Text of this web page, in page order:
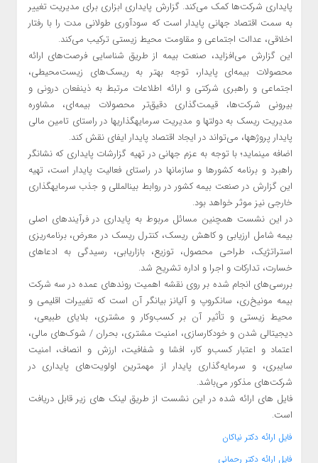
پایداری شرکت‌ها کمک می‌کند. گزارش پایداری ابزاری برای مدیریت تغییر
به سمت اقتصاد جهانی پایدار است که سودآوری طولانی مدت را با رفتار
اخلاقی، عدالت اجتماعی و مقاومت محیط زیستی ترکیب می‌کند.
این گزارش می‌افزاید، صنعت بیمه از طریق شناسایی فرصت‌های ارائه
محصولات بیمه‌ای پایدار، توجه بهتر به ریسک‌های زیست‌محیطی،
اجتماعی و راهبری شرکتی و ارائه اطلاعات مرتبط به ذینفعان درونی و
بیرونی شرکت‌ها، قیمت‌گذاری دقیق‌تر محصولات بیمه‌ای، مشاوره
مدیریت ریسک به دولت‎ها و مدیریت سرمایه‎گذاری‏ها در راستای تامین مالی
پایدار پروژه‎ها، می‌تواند در ایجاد اقتصاد پایدار ایفای نقش کند.
اضافه می‏نماید؛ با توجه به عزم جهانی در تهیه گزارشات پایداری که نشانگر
راهبرد و برنامه کشورها و سازمان‎ها در راستای فعالیت پایدار است، تهیه
این گزارش در صنعت بیمه کشور در روابط بین‎المللی و جذب سرمایه‎گذاری
خارجی نیز موثر خواهد بود.
در این نشست همچنین مسائل مربوط به پایداری در فرآیندهای اصلی
بیمه شامل ارزیابی و کاهش ریسک، کنترل ریسک در معرض، برنامه‌ریزی
استراتژیک، طراحی محصول، توزیع، بازاریابی، رسیدگی به ادعاهای
خسارت، تدارکات و اجرا و اداره تشریح شد.
بررسی‌های انجام شده بر روی نقشه اهمیت روندهای عمده در سه شرکت
بیمه مونیخ‌ری، سانکروپ و آلیانز بیانگر آن است که تغییرات اقلیمی و
محیط زیستی و تأثیر آن بر کسب‌و‌کار و مشتری، بلایای طبیعی،
دیجیتالی شدن و خودکارسازی، امنیت مشتری، بحران / شوک‌های مالی،
اعتماد و اعتبار کسب‌و کار، افشا و شفافیت، ارزش و انصاف، امنیت
سایبری، و سرمایه‌گذاری پایدار از مهمترین اولویت‌های پایداری در
شرکت‌های مذکور می‌باشد.
فایل های ارائه شده در این نشست از طریق لینک های زیر قابل دریافت
است.
فایل ارائه دکتر نیاکان
فایل ارائه دکتر رحمانی